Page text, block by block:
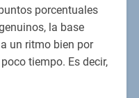
porcentuales
la base
un ritmo bien por
tiempo. Es decir,